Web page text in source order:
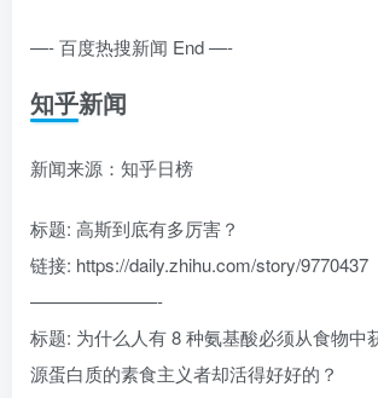
—- 百度热搜新闻 End —-
知乎新闻
新闻来源：知乎日榜
标题: 高斯到底有多厉害？
链接: https://daily.zhihu.com/story/9770437
———————-
标题: 为什么人有 8 种氨基酸必须从食物中
源蛋白质的素食主义者却活得好好的？